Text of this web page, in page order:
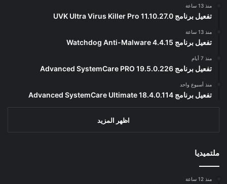
منذ 13 ساعة
تفعيل برنامج UVK Ultra Virus Killer Pro 11.10.27.0
منذ 13 ساعة
تفعيل برنامج Watchdog Anti-Malware 4.4.15
منذ 7 أيام
تفعيل برنامج Advanced SystemCare PRO 19.5.0.226
منذ أسبوع واحد
تفعيل برنامج Advanced SystemCare Ultimate 18.4.0.114
اظهر المزيد
ملتميديا
منذ 12 ساعة